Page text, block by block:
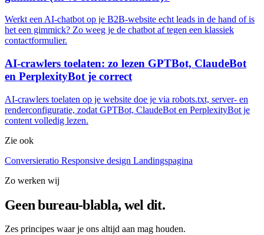
Werkt een AI-chatbot op je B2B-website echt leads in de hand of is
het een gimmick? Zo weeg je de chatbot af tegen een klassiek
contactformulier.
AI-crawlers toelaten: zo lezen GPTBot, ClaudeBot
en PerplexityBot je correct
AI-crawlers toelaten op je website doe je via robots.txt, server- en
renderconfiguratie, zodat GPTBot, ClaudeBot en PerplexityBot je
content volledig lezen.
Zie ook
Conversieratio Responsive design Landingspagina
Zo werken wij
Geen bureau-blabla, wel dit.
Zes principes waar je ons altijd aan mag houden.